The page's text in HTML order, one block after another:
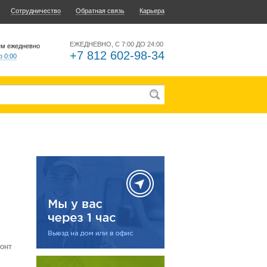
Сотрудничество Обратная связь Карьера
ЕЖЕДНЕВНО, С 7:00 ДО 24:00
+7 812 602-98-34
ежедневно
0:00